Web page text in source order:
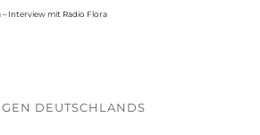
– Interview mit Radio Flora
DEUTSCHLANDS